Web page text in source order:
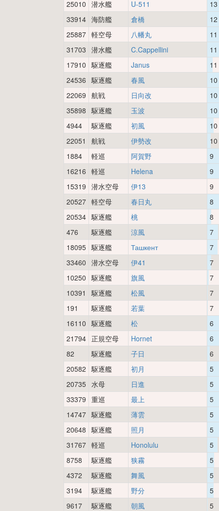
25010 潜水艦 U-511
13
33914 海防艦 倉橋
12
25887 軽空母 八幡丸
11
31703 潜水艦 C.Cappellini
11
17910 駆逐艦 Janus
11
24536 駆逐艦 春風
10
22069 航戦 日向改
10
35898 駆逐艦 玉波
10
4944
駆逐艦 初風
10
22051
航戦 伊勢改
10
1884
軽巡 阿賀野
9
16216 軽巡 Helena
9
15319 潜水空母 伊13
9
20527 軽空母 春日丸
8
20534 駆逐艦 桃
8
476
駆逐艦 涼風
7
18095 駆逐艦 Ташкент
7
33460 潜水空母 伊41
7
10250 駆逐艦 旗風
7
10391
駆逐艦 松風
7
191
駆逐艦 若葉
7
16110 駆逐艦 松
6
21794 正規空母 Hornet
6
82
駆逐艦 子日
6
20582 駆逐艦 初月
5
20735 水母 日進
5
33379 重巡 最上
5
14747 駆逐艦 薄雲
5
20648 駆逐艦 照月
5
31767 軽巡 Honolulu
5
8758
駆逐艦 狭霧
5
4372
駆逐艦 舞風
5
3194
駆逐艦 野分
5
9617
駆逐艦 朝風
5